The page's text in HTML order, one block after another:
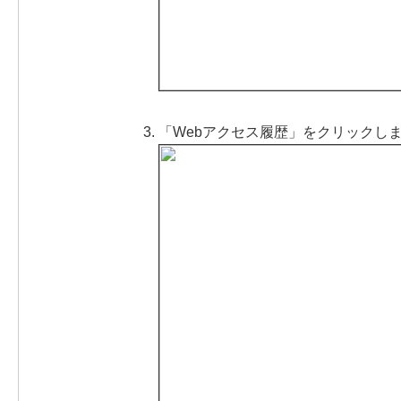
「Webアクセス履歴」をクリックし